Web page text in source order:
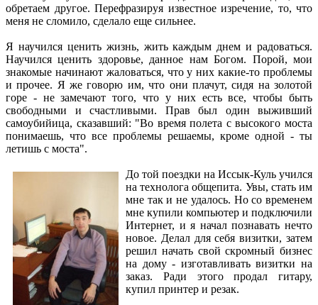
обретаем другое. Перефразируя известное изречение, то, что
меня не сломило, сделало еще сильнее.
Я научился ценить жизнь, жить каждым днем и радоваться.
Научился ценить здоровье, данное нам Богом. Порой, мои
знакомые начинают жаловаться, что у них какие-то проблемы
и прочее. Я же говорю им, что они плачут, сидя на золотой
горе - не замечают того, что у них есть все, чтобы быть
свободными и счастливыми. Прав был один выживший
самоубийица, сказавший: "Во время полета с высокого моста
понимаешь, что все проблемы решаемы, кроме одной - ты
летишь с моста".
До той поездки на Иссык-Куль учился
на технолога общепита. Увы, стать им
мне так и не удалось. Но со временем
мне купили компьютер и подключили
Интернет, и я начал познавать нечто
новое. Делал для себя визитки, затем
решил начать свой скромный бизнес
на дому - изготавливать визитки на
заказ. Ради этого продал гитару,
купил принтер и резак.